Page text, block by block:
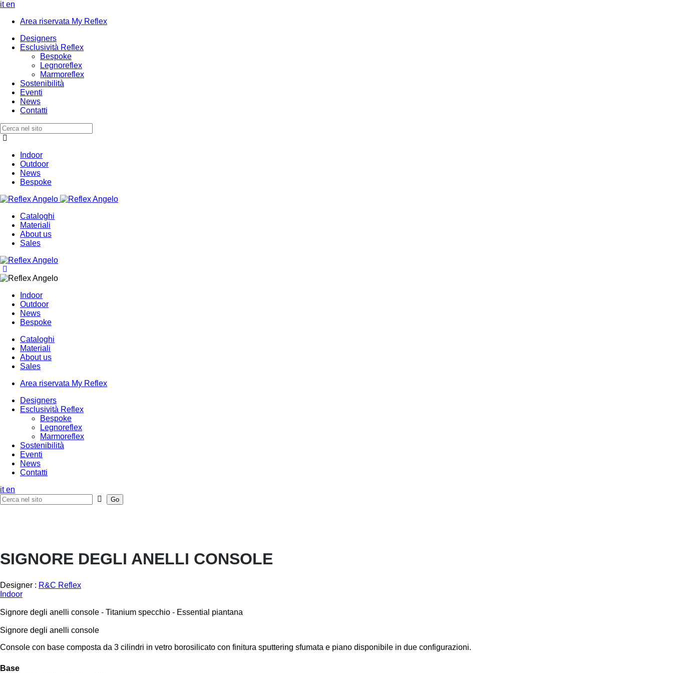
it en
Area riservata My Reflex
Designers
Esclusività Reflex
Bespoke
Legnoreflex
Marmoreflex
Sostenibilità
Eventi
News
Contatti
Indoor
Outdoor
News
Bespoke
Cataloghi
Materiali
About us
Sales
Indoor
Outdoor
News
Bespoke
Cataloghi
Materiali
About us
Sales
Area riservata My Reflex
Designers
Esclusività Reflex
Bespoke
Legnoreflex
Marmoreflex
Sostenibilità
Eventi
News
Contatti
it en
SIGNORE DEGLI ANELLI CONSOLE
Designer : R&C Reflex
Indoor
Signore degli anelli console - Titanium specchio - Essential piantana
Signore degli anelli console
Console con base composta da 3 cilindri in vetro borosilicato con finitura sputtering sfumata e piano disponibile in due configurazioni.
Base